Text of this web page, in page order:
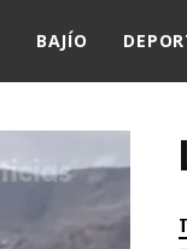
BAJÍO